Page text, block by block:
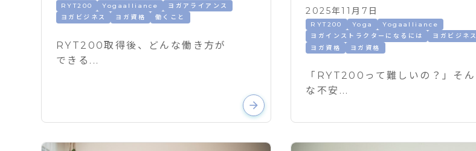
RYT200 Yogaalliance
ヨガアライアンス
ヨガビジネス
ヨガ資格 働くこと
RYT200取得後、どんな働き方が
できる...
arrow_forward
2025年11月7日
RYT200 Yoga
Yogaalliance
ヨガインストラクターになるには
ヨガビジネス
ヨガ資格
ヨガ資格
「RYT200って難しいの？」そん
な不安...